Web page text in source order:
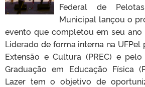
Federal de
Municipal lançou o
evento que completou em seu ano
Liderado de forma interna na
Extensão e Cultura (PREC) e
Graduação em Educação Física
Lazer tem o objetivo de